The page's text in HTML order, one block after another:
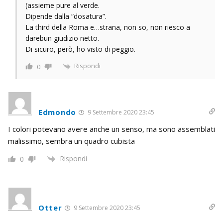
(assieme pure al verde.
Dipende dalla “dosatura”.
La third della Roma e…strana, non so, non riesco a
darebun giudizio netto.
Di sicuro, però, ho visto di peggio.
0 Rispondi
Edmondo 9 Settembre 2020 23:45
I colori potevano avere anche un senso, ma sono assemblati
malissimo, sembra un quadro cubista
0 Rispondi
Otter 9 Settembre 2020 23:45